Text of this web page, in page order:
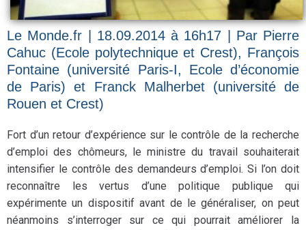
Le Monde.fr | 18.09.2014 à 16h17 | Par Pierre
Cahuc (Ecole polytechnique et Crest), François
Fontaine (université Paris-I, Ecole d’économie
de Paris) et Franck Malherbet (université de
Rouen et Crest)
Fort d’un retour d’expérience sur le contrôle de la recherche
d’emploi des chômeurs, le ministre du travail souhaiterait
intensifier le contrôle des demandeurs d’emploi. Si l’on doit
reconnaître les vertus d’une politique publique qui
expérimente un dispositif avant de le généraliser, on peut
néanmoins s’interroger sur ce qui pourrait améliorer la